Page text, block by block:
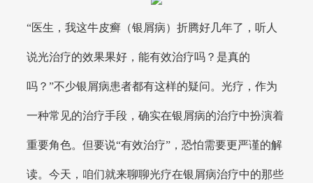
“医生，我这牛皮癣（银屑病）折腾好几年了，听人
说光治疗的效果果好，能有效治疗吗？是真的
吗？”不少银屑病患者都有这样的疑问。光疗，作为
一种常见的治疗手段，确实在银屑病的治疗中扮演着
重要角色。但要说“有效治疗”，恐怕需要更严谨的解
读。今天，咱们就来聊聊光疗在银屑病治疗中的那些